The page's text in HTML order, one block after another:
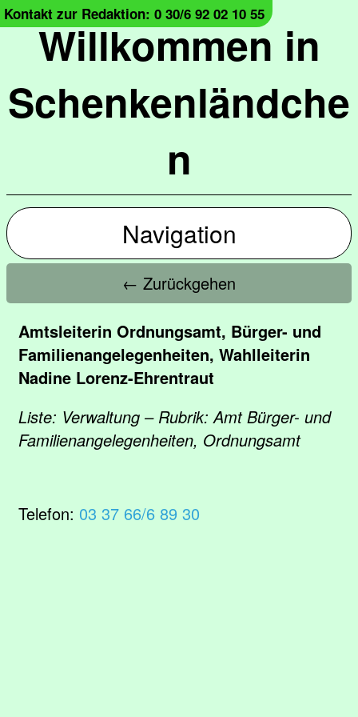
Willkommen in
Schenkenländche
n
Kontakt zur Redaktion: 0 30/6 92 02 10 55
Navigation
← Zurückgehen
Amtsleiterin Ordnungsamt, Bürger- und
Familienangelegenheiten, Wahlleiterin
Nadine Lorenz-Ehrentraut
Liste: Verwaltung – Rubrik: Amt Bürger- und
Familienangelegenheiten, Ordnungsamt
Telefon: 03 37 66/6 89 30